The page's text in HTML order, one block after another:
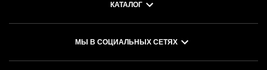
КАТАЛОГ
МЫ В СОЦИАЛЬНЫХ СЕТЯХ